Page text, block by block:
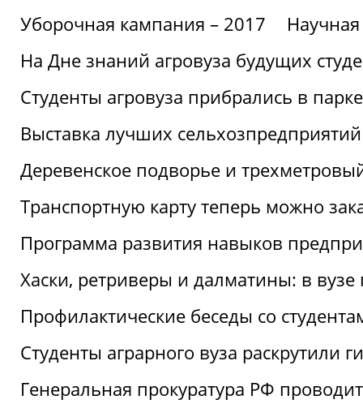
Уборочная кампания – 2017
На Дне знаний агровуза будущих
Студенты агровуза прибрались в
Выставка лучших
Деревенское подворье и
Транспортную карту теперь можно
Программа развития навыков
Хаски, ретриверы и далматины: в вузе
Профилактические беседы со
Студенты аграрного вуза раскрутили
Генеральная прокуратура РФ